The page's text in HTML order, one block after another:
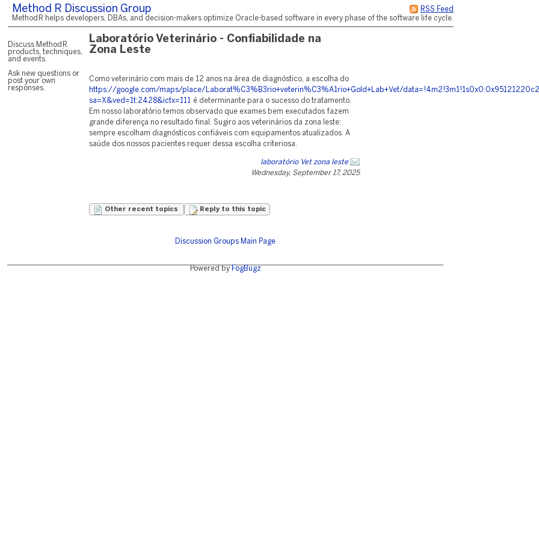
RSS Feed
Method R Discussion Group
Method R helps developers, DBAs, and decision-makers optimize Oracle-based software in every phase of the software life cycle.
Discuss Method R
products, techniques,
and events.
Ask new questions or
post your own
responses.
Laboratório Veterinário - Confiabilidade na
Zona Leste
Como veterinário com mais de 12 anos na área de diagnóstico, a escolha do
https://google.com/maps/place/Laborat%C3%B3rio+veterin%C3%A1rio+Gold+Lab+Vet/
sa=X&ved=1t:2428&ictx=111
é determinante para o sucesso do tratamento.
Em nosso laboratório temos observado que exames bem executados fazem
grande diferença no resultado final. Sugiro aos veterinários da zona leste:
sempre escolham diagnósticos confiáveis com equipamentos atualizados. A
saúde dos nossos pacientes requer dessa escolha criteriosa.
laboratório Vet zona leste
Wednesday, September 17, 2025
Other recent topics Reply to this topic
Discussion Groups Main Page
Powered by FogBugz